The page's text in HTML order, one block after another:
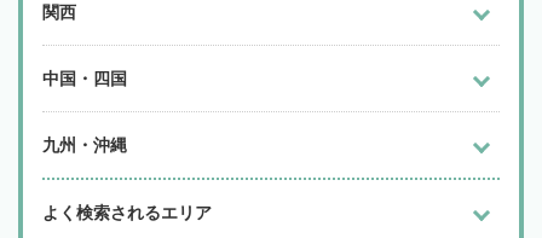
関西
中国・四国
九州・沖縄
よく検索されるエリア